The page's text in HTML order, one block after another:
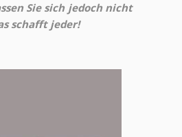
Sie sich jedoch nicht
schafft jeder!